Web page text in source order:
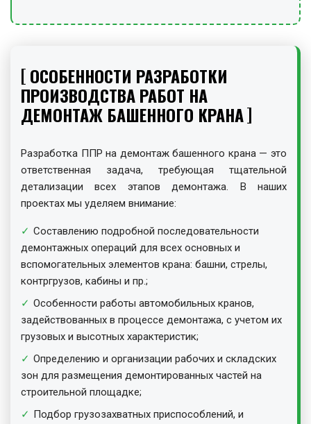
ОСОБЕННОСТИ РАЗРАБОТКИ
ПРОИЗВОДСТВА РАБОТ НА
ДЕМОНТАЖ БАШЕННОГО КРАНА
Разработка ППР на демонтаж башенного крана — это
ответственная задача, требующая тщательной
детализации всех этапов демонтажа. В наших
проектах мы уделяем внимание:
Составлению подробной последовательности
демонтажных операций для всех основных и
вспомогательных элементов крана: башни, стрелы,
контргрузов, кабины и пр.;
Особенности работы автомобильных кранов,
задействованных в процессе демонтажа, с учетом их
грузовых и высотных характеристик;
Определению и организации рабочих и складских
зон для размещения демонтированных частей на
строительной площадке;
Подбор грузозахватных приспособлений, и